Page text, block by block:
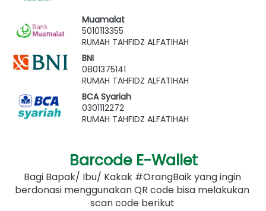
Muamalat
5010113355
RUMAH TAHFIDZ ALFATIHAH
BNI
0801375141
RUMAH TAHFIDZ ALFATIHAH
BCA Syariah
0301112272
RUMAH TAHFIDZ ALFATIHAH
Barcode E-Wallet
Bagi Bapak/ Ibu/ Kakak #OrangBaik yang ingin
berdonasi menggunakan QR code bisa melakukan
scan code berikut